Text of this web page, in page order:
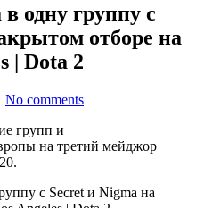
одну группу с
отборе на
| Dota 2
No comments
групп и
на третий мейджор